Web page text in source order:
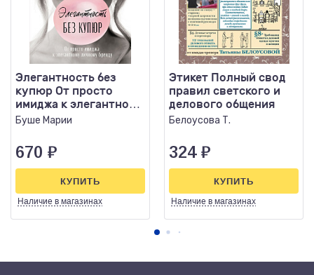
Элегантность без
купюр От просто
имиджа к элегантному
личному бренду
Буше Марии
670 ₽
Наличие в магазинах
КУПИТЬ
Этикет Полный свод
правил светского и
делового общения
Белоусова Т.
324 ₽
Наличие в магазинах
КУПИТЬ